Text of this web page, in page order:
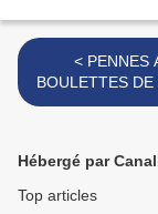
< PENNES AUX
BOULETTES DE
SAUCE
Hébergé par
Top articles